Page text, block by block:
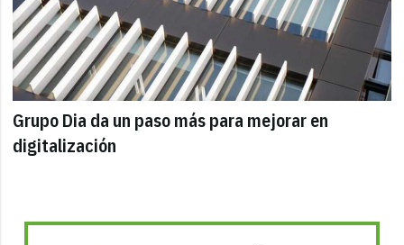
Grupo Dia da un paso más para mejorar en
digitalización